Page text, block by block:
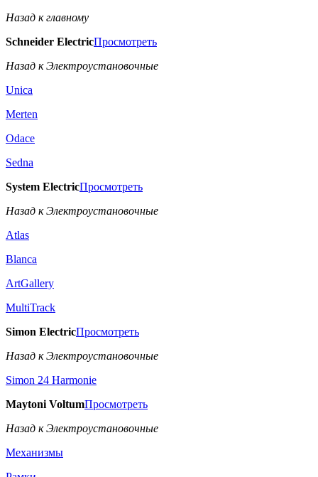
Назад к главному
Schneider ElectricПросмотреть
Назад к Электроустановочные
Unica
Merten
Odace
Sedna
System ElectricПросмотреть
Назад к Электроустановочные
Atlas
Blanca
ArtGallery
MultiTrack
Simon ElectricПросмотреть
Назад к Электроустановочные
Simon 24 Harmonie
Maytoni VoltumПросмотреть
Назад к Электроустановочные
Механизмы